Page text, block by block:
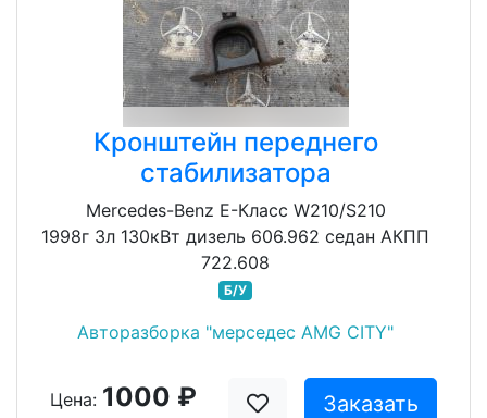
Кронштейн переднего
стабилизатора
Mercedes-Benz E-Класс W210/S210
1998г 3л 130кВт дизель 606.962 седан АКПП
722.608
Б/У
Авторазборка "мерседес AMG CITY"
Цена: 1000 ₽ Заказать